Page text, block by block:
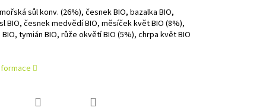
mořská sůl konv. (26%), česnek BIO, bazalka BIO,
BIO, česnek medvědí BIO, měsíček květ BIO (8%),
tymián BIO, růže okvětí BIO (5%), chrpa květ BIO